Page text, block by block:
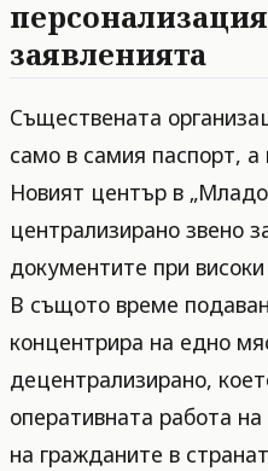
заявленията
Съществената
само в самия паспорт, а
Новият център в
централизирано звено
документите при
В същото време
концентрира на едно
децентрализирано,
оперативната работа
на гражданите в